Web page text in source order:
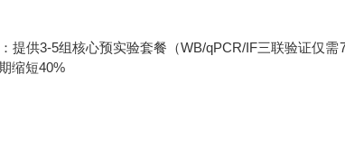
提供3-5组核心预实验套餐（WB/qPCR/IF三联验证仅
缩短40%